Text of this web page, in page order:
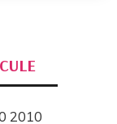
2010